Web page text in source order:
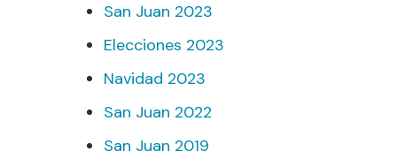
San Juan 2023
Elecciones 2023
Navidad 2023
San Juan 2022
San Juan 2019